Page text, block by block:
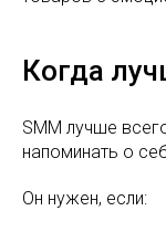
Когда
SMM лучше
напоминать о
Он нужен, если: